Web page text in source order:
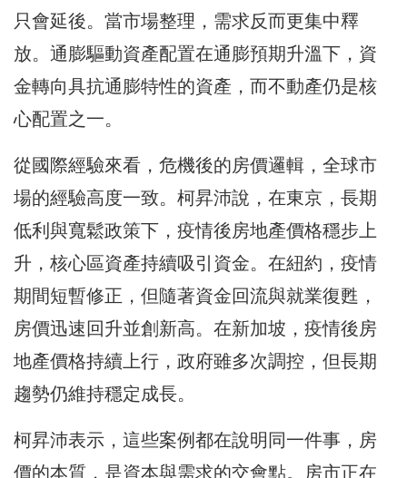
只會延後。當市場整理，需求反而更集中釋
放。通膨驅動資產配置在通膨預期升溫下，資
金轉向具抗通膨特性的資產，而不動產仍是核
心配置之一。
從國際經驗來看，危機後的房價邏輯，全球市
場的經驗高度一致。柯昇沛說，在東京，長期
低利與寬鬆政策下，疫情後房地產價格穩步上
升，核心區資產持續吸引資金。在紐約，疫情
期間短暫修正，但隨著資金回流與就業復甦，
房價迅速回升並創新高。在新加坡，疫情後房
地產價格持續上行，政府雖多次調控，但長期
趨勢仍維持穩定成長。
柯昇沛表示，這些案例都在說明同一件事，房
價的本質，是資本與需求的交會點。房市正在